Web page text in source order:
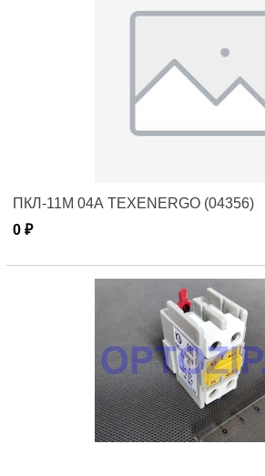
ПКЛ-11М 04А TEXENERGO (04356)
0 ₽